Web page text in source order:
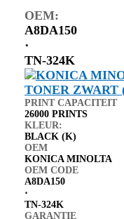
OEM:
A8DA150
⋅
TN-324K
PRINT CAPACITEIT
26000 PRINTS
KLEUR:
BLACK (K)
OEM
KONICA MINOLTA
OEM CODE
A8DA150
⋅
TN-324K
GARANTIE